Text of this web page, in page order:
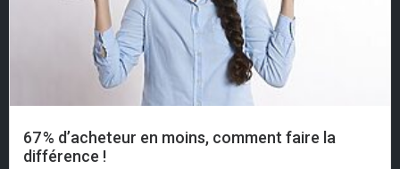
67 % d’acheteur en moins, comment faire la
différence !